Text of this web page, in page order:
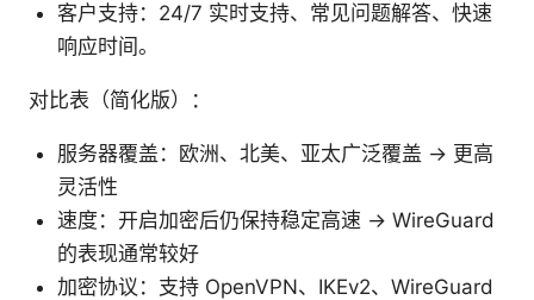
客户支持：24/7 实时支持、常见问题解答、快速
响应时间。
对比表（简化版）：
服务器覆盖：欧洲、北美、亚太广泛覆盖 -> 更高
灵活性
速度：开启加密后仍保持稳定高速 -> WireGuard
的表现通常较好
加密协议：支持 OpenVPN、IKEv2、WireGuard